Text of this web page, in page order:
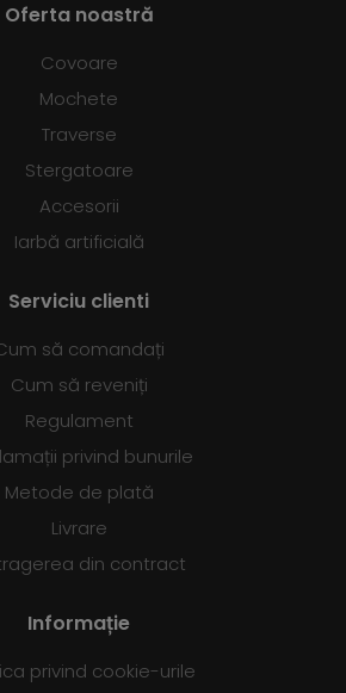
Oferta noastră
Covoare
Mochete
Traverse
Stergatoare
Accesorii
Iarbă artificială
Serviciu clienti
să comandați
Cum să reveniți
Regulament
privind bunurile
Metode de plată
Livrare
din contract
Informație
privind cookie-urile